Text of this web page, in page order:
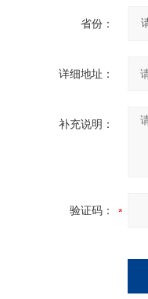
省份：
详细地址：
补充说明：
验证码：